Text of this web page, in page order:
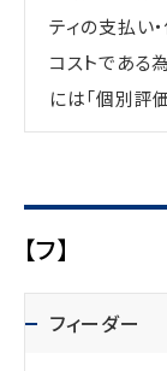
ティの支払い
コストである
には「個別評
【フ】
フィーダー